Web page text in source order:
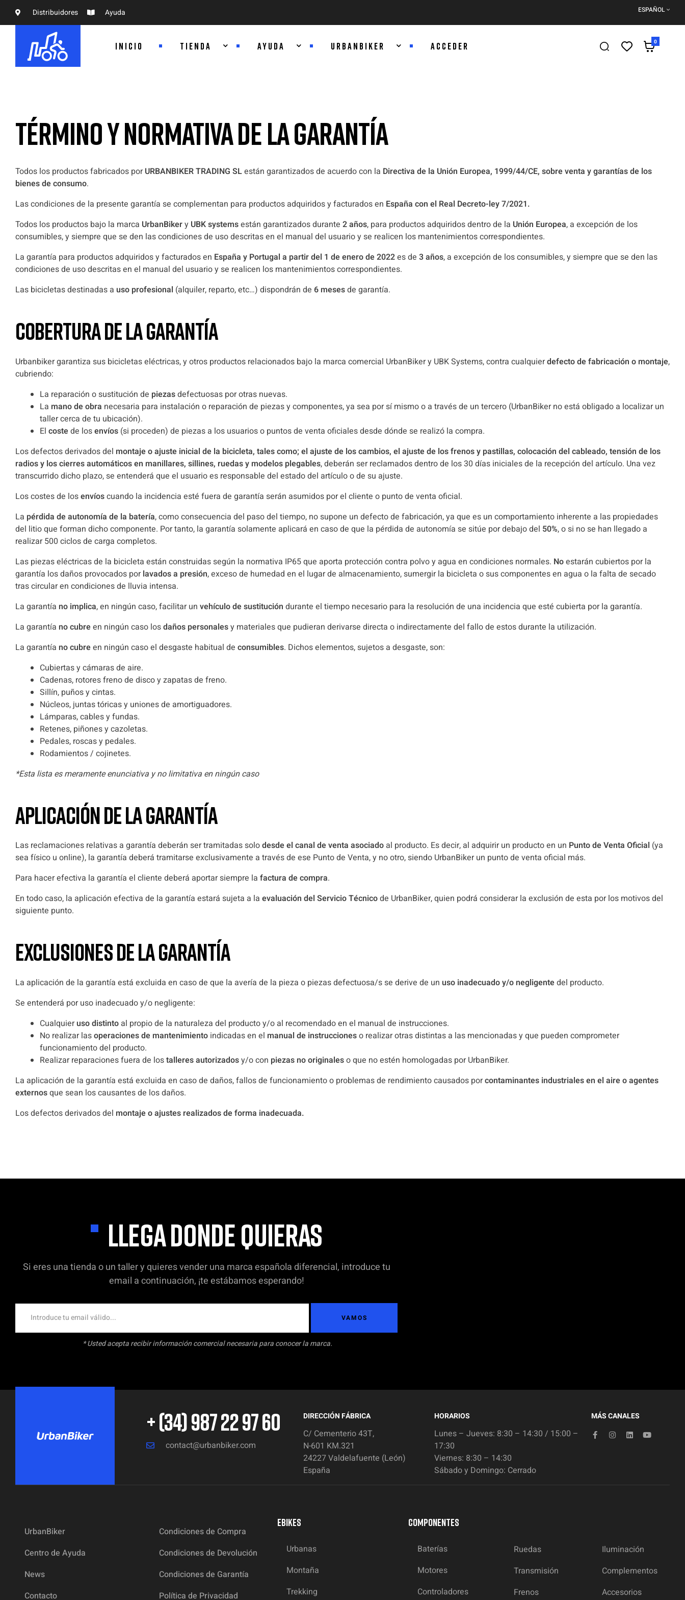
Distribuidores Ayuda ESPAÑOL
INICIO TIENDA AYUDA URBANBIKER ACCEDER 0
TÉRMINO Y NORMATIVA DE LA GARANTÍA
Todos los productos fabricados porURBANBIKER TRADING SLestán garantizados de acuerdo con la Directiva de la Unión Europea, 1999/44/CE, sobre venta y garantías de los
bienes de consumo.
Las condiciones de la presente garantía se complementan para productos adquiridos y facturados en España con el Real Decreto-ley 7/2021.
Todos los productos bajo la marca UrbanBikery UBK systemsestán garantizados durante 2 años, para productos adquiridos dentro de la Unión Europea, a excepción de los
consumibles, y siempre que se den las condiciones de uso descritas en el manual del usuario y se realicen los mantenimientos correspondientes.
La garantía para productos adquiridos y facturados en España y Portugal a partir del 1 de enero de 2022es de 3 años, a excepción de los consumibles, y siempre que se den las
condiciones de uso descritas en el manual del usuario y se realicen los mantenimientos correspondientes.
Las bicicletas destinadas a uso profesional (alquiler, reparto, etc…) dispondrán de 6 mesesde garantía.
COBERTURA DE LA GARANTÍA
Urbanbiker garantiza sus bicicletas eléctricas, y otros productos relacionados bajo la marca comercial UrbanBiker y UBK Systems, contra cualquierdefecto de fabricación o montaje,
cubriendo:
La reparación o sustitución de piezasdefectuosas por otras nuevas.
La mano de obra necesaria para instalación o reparación de piezas y componentes, ya sea por sí mismo o a través de un tercero (UrbanBiker no está obligado a localizar un
taller cerca de tu ubicación).
El coste de losenvíos (si proceden) de piezas a los usuarios o puntos de venta oficiales desde dónde se realizó la compra.
Los defectos derivados del montaje o ajuste inicial de la bicicleta, tales como; el ajuste de los cambios, el ajuste de los frenos y pastillas, colocación del cableado, tensión de los
radios y los cierres automáticos en manillares, sillines, ruedas y modelos plegables, deberán ser reclamados dentro de los 30 días iniciales de la recepción del artículo. Una vez
transcurrido dicho plazo, se entenderá que el usuario es responsable del estado del artículo o de su ajuste.
Los costes de losenvíoscuando la incidencia esté fuera de garantía serán asumidos por el cliente o punto de venta oficial.
La pérdida de autonomía de la batería, como consecuencia del paso del tiempo, no supone un defecto de fabricación, ya que es un comportamiento inherente a las propiedades
del litio que forman dicho componente. Por tanto, la garantía solamente aplicará en caso de que la pérdida de autonomía se sitúe por debajo del 50%, o si no se han llegado a
realizar 500 ciclos de carga completos.
Las piezas eléctricas de la bicicleta están construidas según la normativa IP65 que aporta protección contra polvo y agua en condiciones normales. Noestarán cubiertos por la
garantía los daños provocados porlavados a presión, exceso de humedad en el lugar de almacenamiento, sumergir la bicicleta o sus componentes en agua o la falta de secado
tras circular en condiciones de lluvia intensa.
La garantía no implica, en ningún caso, facilitar un vehículo de sustitución durante el tiempo necesario para la resolución de una incidencia que esté cubierta por la garantía.
La garantía no cubre en ningún caso losdaños personalesy materiales que pudieran derivarse directa o indirectamente del fallo de estos durante la utilización.
La garantía no cubre en ningún caso el desgaste habitual de consumibles. Dichos elementos, sujetos a desgaste, son:
Cubiertas y cámaras de aire.
Cadenas, rotores freno de disco y zapatas de freno.
Sillín, puños y cintas.
Núcleos, juntas tóricas y uniones de amortiguadores.
Lámparas, cables y fundas.
Retenes, piñones y cazoletas.
Pedales, roscas y pedales.
Rodamientos / cojinetes.
*Esta lista es meramente enunciativa y no limitativa en ningún caso
APLICACIÓN DE LA GARANTÍA
Las reclamaciones relativas a garantía deberán ser tramitadas solodesde el canal de venta asociado al producto. Es decir, al adquirir un producto en un Punto de Venta Oficial (ya
sea físico u online), la garantía deberá tramitarse exclusivamente a través de ese Punto de Venta, y no otro, siendo UrbanBiker un punto de venta oficial más.
Para hacer efectiva la garantía el cliente deberá aportar siempre la factura de compra.
En todo caso, la aplicación efectiva de la garantía estará sujeta a la evaluación del Servicio Técnicode UrbanBiker, quien podrá considerar la exclusión de esta por los motivos del
siguiente punto.
EXCLUSIONES DE LA GARANTÍA
La aplicación de la garantía está excluida en caso de que la avería de la pieza o piezas defectuosa/s se derive de un uso inadecuado y/o negligente del producto.
Se entenderá por uso inadecuado y/o negligente:
Cualquieruso distinto al propio de la naturaleza del producto y/o al recomendado en el manual de instrucciones.
No realizar lasoperaciones de mantenimiento indicadas en el manual de instruccioneso realizar otras distintas a las mencionadas y que pueden comprometer
funcionamiento del producto.
Realizar reparaciones fuera de lostalleres autorizadosy/o con piezas no originaleso que no estén homologadas por UrbanBiker.
La aplicación de la garantía está excluida en caso de daños, fallos de funcionamiento o problemas de rendimiento causados porcontaminantes industriales en el aire o agentes
externosque sean los causantes de los daños.
Los defectos derivados del montaje o ajustes realizados de forma inadecuada.
LLEGA DONDE QUIERAS
Si eres una tienda o un taller y quieres vender una marca española diferencial, introduce tu
email a continuación, ¡te estábamos esperando!
VAMOS
* Usted acepta recibir información comercial necesaria para conocer la marca.
+ (34) 987 22 97 60
contact@urbanbiker.com
DIRECCIÓN FÁBRICA
C/ Cementerio 43T,
N-601 KM.321
24227 Valdelafuente (León)
España
HORARIOS
Lunes – Jueves: 8:30 – 14:30 / 15:00 –
17:30
Viernes: 8:30 – 14:30
Sábado y Domingo: Cerrado
MÁS CANALES
UrbanBiker
Centro de Ayuda
News
Contacto
Condiciones de Compra
Condiciones de Devolución
Condiciones de Garantía
Política de Privacidad
EBIKES
Urbanas
Montaña
Trekking
COMPONENTES
Baterías
Motores
Controladores
Ruedas
Transmisión
Frenos
Iluminación
Complementos
Accesorios